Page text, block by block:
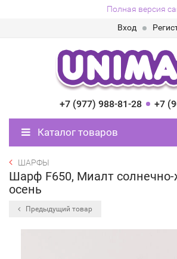
Полная версия
Вход
+7 (977) 988-81-28 +7
Каталог товаров
ШАРФЫ
Шарф F650, Миалт
осень
Предыдущий товар